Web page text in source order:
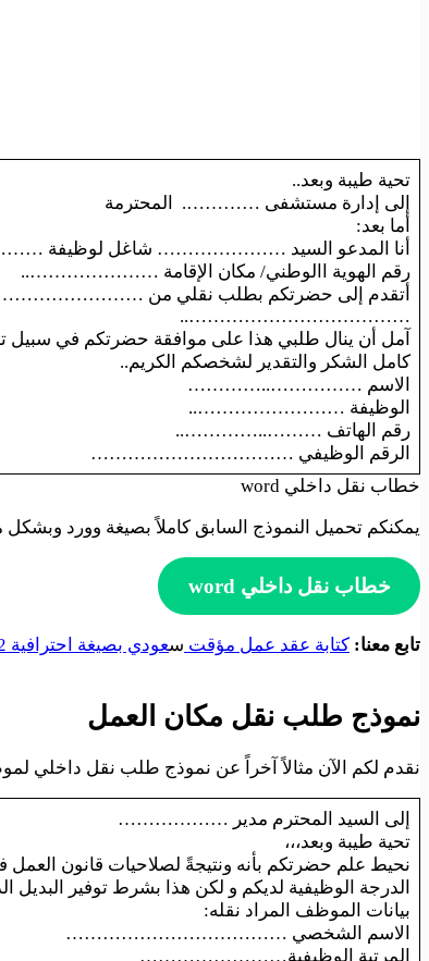
تحية طيبة وبعد..
إلى إدارة مستشفى …………. المحترمة
أما بعد:
أنا المدعو السيد ………………… شاغل
رقم الهوية االوطني/ مكان الإقامة …………………..
أتقدم إلى حضرتكم بطلب نقلي من
………………………………..
آمل أن ينال طلبي هذا على موافقة حضرتكم في سبيل
كامل الشكر والتقدير لشخصكم الكريم..
الاسم ……………..…………
الوظيفة ……………………..
رقم الهاتف ………..…………..
الرقم الوظيفي ……………………………
خطاب نقل داخلي word
يمكنكم تحميل النموذج السابق كاملاً بصيغة وورد
خطاب نقل داخلي word
تابع معنا: كتابة عقد عمل مؤقت سعودي بصيغة احترافية 2022
نموذج طلب نقل مكان العمل
نقدم لكم الآن مثالاً آخراً عن نموذج طلب نقل داخلي
إلى السيد المحترم مدير ………………
تحية طيبة وبعد،،،
نحيط علم حضرتكم بأنه ونتيجةً لصلاحيات قانون العمل
الدرجة الوظيفية لديكم و لكن هذا بشرط توفير البديل
بيانات الموظف المراد نقله:
الاسم الشخصي ………………………………
المرتبة الوظيفية……………………